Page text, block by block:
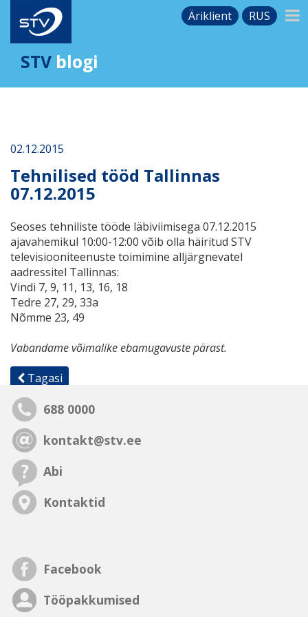
Äriklient RUS
STV blogi
02.12.2015
Tehnilised tööd Tallinnas
07.12.2015
Seoses tehniliste tööde läbiviimisega 07.12.2015
ajavahemikul 10:00-12:00 võib olla häiritud STV
televisiooniteenuste toimimine alljärgnevatel
aadressitel Tallinnas:
Vindi 7, 9, 11, 13, 16, 18
Tedre 27, 29, 33a
Nõmme 23, 49
Vabandame võimalike ebamugavuste pärast.
Tagasi
688 0000
kontakt@stv.ee
Abi
Kontaktid
Facebook
Tööpakkumised